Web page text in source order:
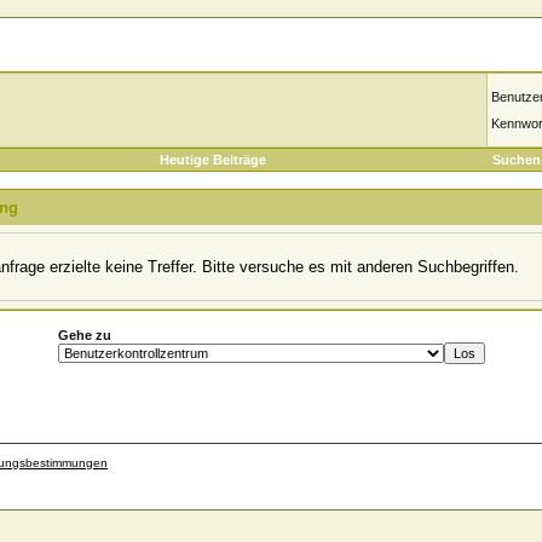
Heutige Beiträge Suchen
erzielte keine Treffer. Bitte versuche es mit anderen Suchbegriffen.
Gehe zu